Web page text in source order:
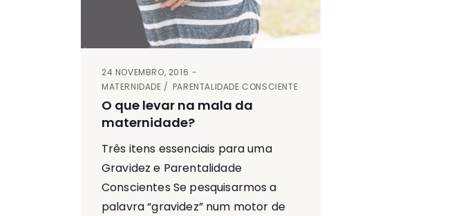
24 NOVEMBRO, 2016
MATERNIDADE
PARENTALIDADE CONSCIENTE
O que levar na mala da
maternidade?
Três itens essenciais para uma
Gravidez e Parentalidade
Conscientes Se pesquisarmos a
palavra “gravidez” num motor de